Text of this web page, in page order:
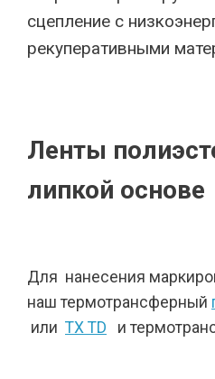
сцепление с
рекуперативными
Ленты
липкой основе
Для нанесения
наш термотрансферный
или TX TD и